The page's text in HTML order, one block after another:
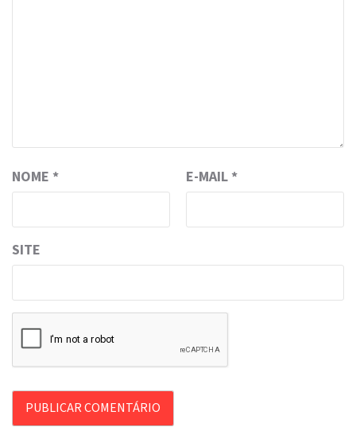
NOME * E-MAIL *
SITE